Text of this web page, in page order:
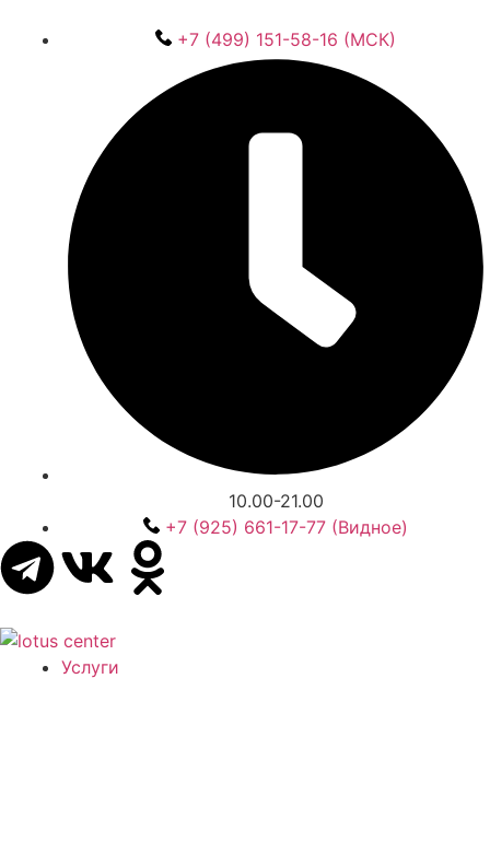
+7 (499) 151-58-16 (МСК)
10.00-21.00
+7 (925) 661-17-77 (Видное)
Услуги